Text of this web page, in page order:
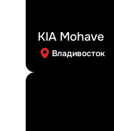
KIA Mohave
Владивосток